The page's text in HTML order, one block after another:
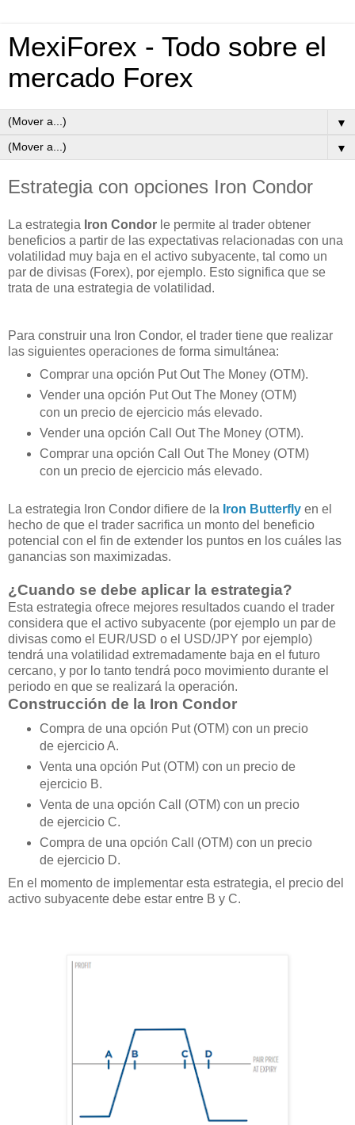
MexiForex - Todo sobre el
mercado Forex
▼
▼
Estrategia con opciones Iron Condor
La estrategia Iron Condor le permite al trader obtener
beneficios a partir de las expectativas relacionadas con una
volatilidad muy baja en el activo subyacente, tal como un
par de divisas (Forex), por ejemplo. Esto significa que se
trata de una estrategia de volatilidad.
Para construir una Iron Condor, el trader tiene que realizar
las siguientes operaciones de forma simultánea:
Comprar una opción Put Out The Money (OTM).
Vender una opción Put Out The Money (OTM)
con un precio de ejercicio más elevado.
Vender una opción Call Out The Money (OTM).
Comprar una opción Call Out The Money (OTM)
con un precio de ejercicio más elevado.
La estrategia Iron Condor difiere de la Iron Butterfly en el
hecho de que el trader sacrifica un monto del beneficio
potencial con el fin de extender los puntos en los cuáles las
ganancias son maximizadas.
¿Cuando se debe aplicar la estrategia?
Esta estrategia ofrece mejores resultados cuando el trader
considera que el activo subyacente (por ejemplo un par de
divisas como el EUR/USD o el USD/JPY por ejemplo)
tendrá una volatilidad extremadamente baja en el futuro
cercano, y por lo tanto tendrá poco movimiento durante el
periodo en que se realizará la operación.
Construcción de la Iron Condor
Compra de una opción Put (OTM) con un precio
de ejercicio A.
Venta una opción Put (OTM) con un precio de
ejercicio B.
Venta de una opción Call (OTM) con un precio
de ejercicio C.
Compra de una opción Call (OTM) con un precio
de ejercicio D.
En el momento de implementar esta estrategia, el precio del
activo subyacente debe estar entre B y C.